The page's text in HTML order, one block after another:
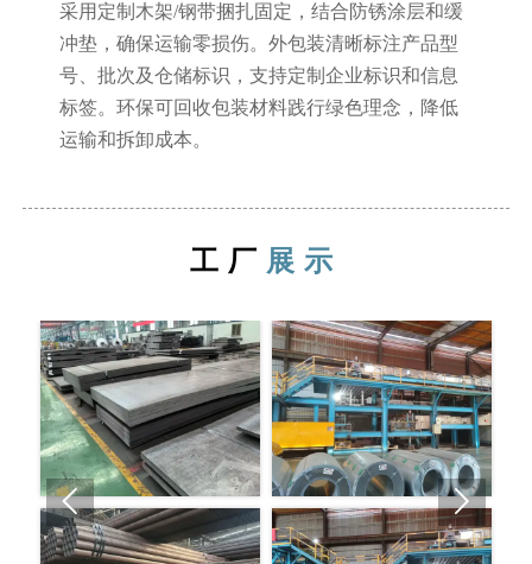
采用定制木架/钢带捆扎固定，结合防锈涂层和缓
冲垫，确保运输零损伤。外包装清晰标注产品型
号、批次及仓储标识，支持定制企业标识和信息
标签。环保可回收包装材料践行绿色理念，降低
运输和拆卸成本。
工厂 展示
 